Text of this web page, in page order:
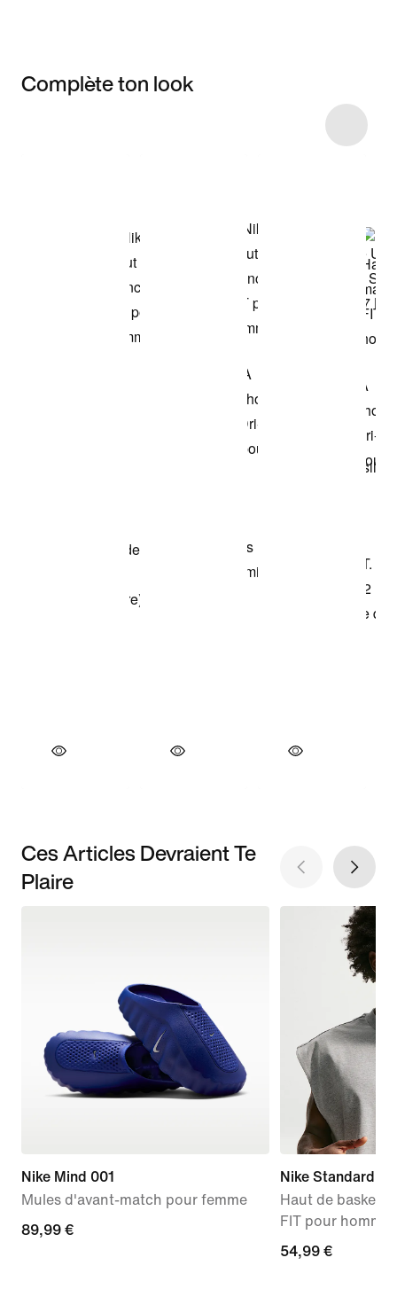
Complète ton look
Ces Articles Devraient Te
Plaire
Nike Mind 001
Mules d'avant-match pour femme
89,99 €
89,99 €
Nike Standard
Haut de basket
FIT pour homme
54,99 €
54,99 €